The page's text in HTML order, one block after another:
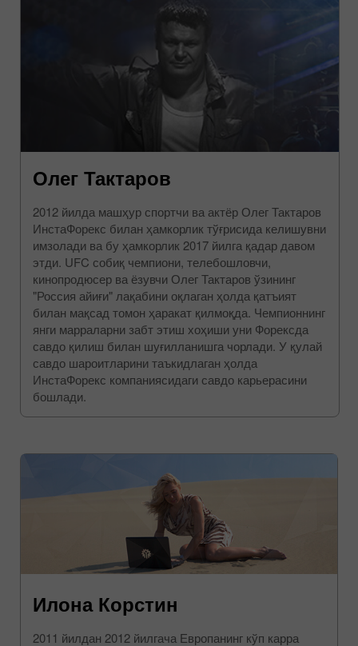
Олег Тактаров
2012 йилда машҳур спортчи ва актёр Олег Тактаров
ИнстаФорекс билан ҳамкорлик тўғрисида келишувни
имзолади ва бу ҳамкорлик 2017 йилга қадар давом
этди. UFC собиқ чемпиони, телебошловчи,
кинопродюсер ва ёзувчи Олег Тактаров ўзининг
"Россия айиғи" лақабини оқлаган ҳолда қатъият
билан мақсад томон ҳаракат қилмоқда. Чемпионнинг
янги марраларни забт этиш хоҳиши уни Форексда
савдо қилиш билан шуғилланишга чорлади. У қулай
савдо шароитларини таъкидлаган ҳолда
ИнстаФорекс компаниясидаги савдо карьерасини
бошлади.
Илона Корстин
2011 йилдан 2012 йилгача Европанинг кўп карра